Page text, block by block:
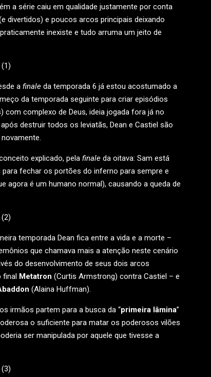
a série caiu em qualidade justamente por conta
divertidos) e poucos arcos principais deixando
inexiste e tudo arruma um jeito de
a finale da temporada 6 já estou acostumado a
da temporada seguinte para criar episódios
com complexo de Deus, ideia jogada fora já no
destruir todos os leviatãs, Dean e Castiel são
explicado, pela finale da oitava: Sam está
fechar os portões do inferno para sempre e
agora é um humano normal), causando a queda de
temporada Dean fica entre a vida e a morte –
que chamava mais a atenção neste cenário
do desenvolvimento de seus dois arcos
final Metatron (Curtis Armstrong) contra Castiel – e
(Alaina Huffman).
irmãos partem para a busca da “primeira lâmina”
o suficiente para matar os poderosos vilões
ser manipulada por aquele que tivesse a